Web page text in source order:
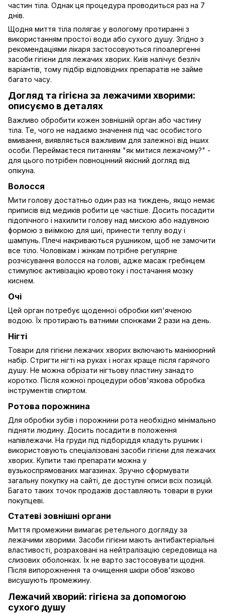
частин тіла. Однак ця процедура проводиться раз на 7
днів.
Щодня миття тіла полягає у вологому протиранні з
використанням простої води або сухого душу. Згідно з
рекомендаціями лікаря застосовуються гіпоалергенні
засоби гігієни для лежачих хворих. Київ налічує безліч
варіантів, тому підбір відповідних препаратів не займе
багато часу.
Догляд та гігієна за лежачими хворими:
описуємо в деталях
Важливо обробити кожен зовнішній орган або частину
тіла. Те, чого не надаємо значення під час особистого
вмивання, виявляється важливим для залежної від інших
особи. Переймаєтеся питанням "як митися лежачому?" -
для цього потрібен повноцінний якісний догляд від
опікуна.
Волосся
Мити голову достатньо один раз на тиждень, якщо немає
приписів від медиків робити це частіше. Досить посадити
підопічного і нахилити голову над мискою або надувною
формою з виїмкою для шиї, принести теплу воду і
шампунь. Плечі накриваються рушником, щоб не замочити
все тіло. Чоловікам і жінкам потрібне регулярне
розчісування волосся на голові, адже масаж гребінцем
стимулює активізацію кровотоку і постачання мозку
киснем.
Очі
Цей орган потребує щоденної обробки кип'яченою
водою. Їх протирають ватними спонжами 2 рази на день.
Нігті
Товари для гігієни лежачих хворих включають манікюрний
набір. Стригти нігті на руках і ногах краще після гарячого
душу. Не можна обрізати нігтьову пластину занадто
коротко. Після кожної процедури обов'язкова обробка
інструментів спиртом.
Ротова порожнина
Для обробки зубів і порожнини рота необхідно мінімально
підняти людину. Досить посадити в положення
напівлежачи. На груди під підборіддя кладуть рушник і
використовують спеціалізовані засоби гігієни для лежачих
хворих. Купити такі препарати можна у
вузькоспрямованих магазинах. Зручно сформувати
загальну покупку на сайті, де доступні описи всіх позицій.
Багато таких точок продажів доставляють товари в руки
покупцеві.
Статеві зовнішні органи
Миття промежини вимагає ретельного догляду за
лежачими хворими. Засоби гігієни мають антибактеріальні
властивості, розраховані на нейтралізацію середовища на
слизових оболонках. Їх не варто застосовувати щодня.
Після випорожнення та очищення шкіри обов'язково
висушують промежину.
Лежачий хворий: гігієна за допомогою
сухого душу